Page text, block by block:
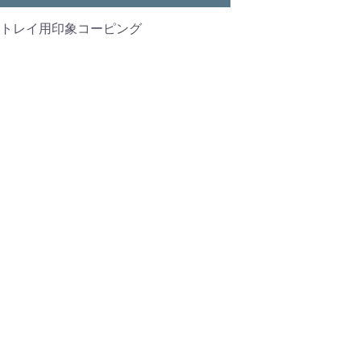
レイ用印象コーピング